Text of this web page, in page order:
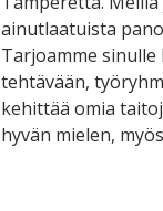
ainutlaatuista
Tarjoamme
tehtävään,
kehittää omia
hyvän mielen,